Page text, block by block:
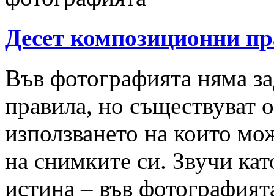
Десет композиционни
Във фотографията няма
правила, но съществуват
използването на които
на снимките си. Звучи
истина – във